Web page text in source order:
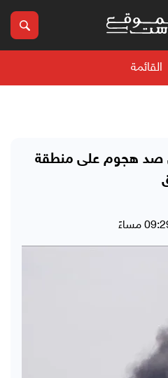
القائمة
صد هجوم على منطقة